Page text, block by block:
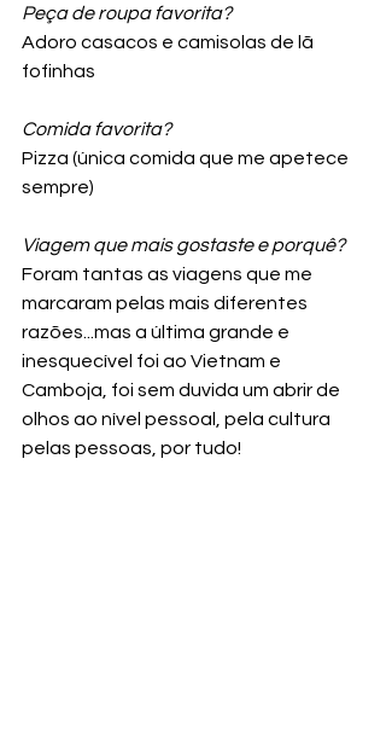
Peça de roupa favorita?
Adoro casacos e camisolas de lã
fofinhas
Comida favorita?
Pizza (única comida que me apetece
sempre)
Viagem que mais gostaste e porquê?
Foram tantas as viagens que me
marcaram pelas mais diferentes
razões...mas a última grande e
inesquecível foi ao Vietnam e
Camboja, foi sem duvida um abrir de
olhos ao nível pessoal, pela cultura
pelas pessoas, por tudo!